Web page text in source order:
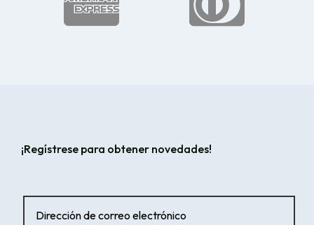
¡Regístrese para obtener novedades!